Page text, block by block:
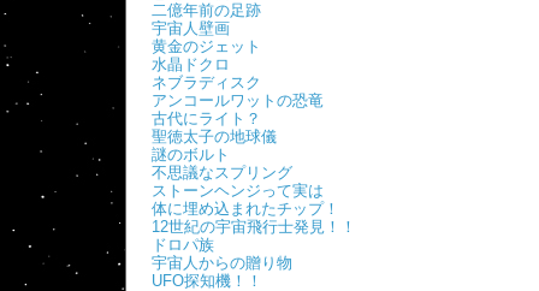
二億年前の足跡
宇宙人壁画
黄金のジェット
水晶ドクロ
ネブラディスク
アンコールワットの恐竜
古代にライト？
聖徳太子の地球儀
謎のボルト
不思議なスプリング
ストーンヘンジって実は
体に埋め込まれたチップ！
12世紀の宇宙飛行士発見！！
ドロパ族
宇宙人からの贈り物
UFO探知機！！